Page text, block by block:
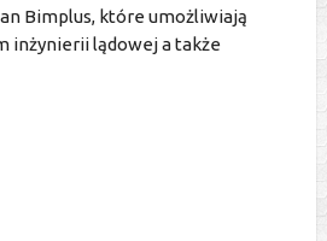
Bimplus, które umożliwiają
inżynierii lądowej a także